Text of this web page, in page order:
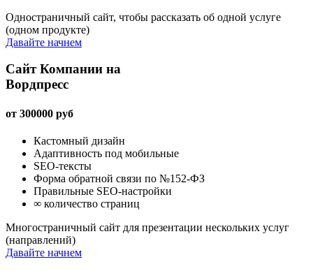
Одностраничный сайт, чтобы рассказать об одной услуге
(одном продукте)
Давайте начнем
Сайт Компании на
Вордпресс
от 300000 руб
Кастомный дизайн
Адаптивность под мобильные
SEO-тексты
Форма обратной связи по №152-ФЗ
Правильные SEO-настройки
∞ количество страниц
Многостраничный сайт для презентации нескольких услуг
(направлений)
Давайте начнем